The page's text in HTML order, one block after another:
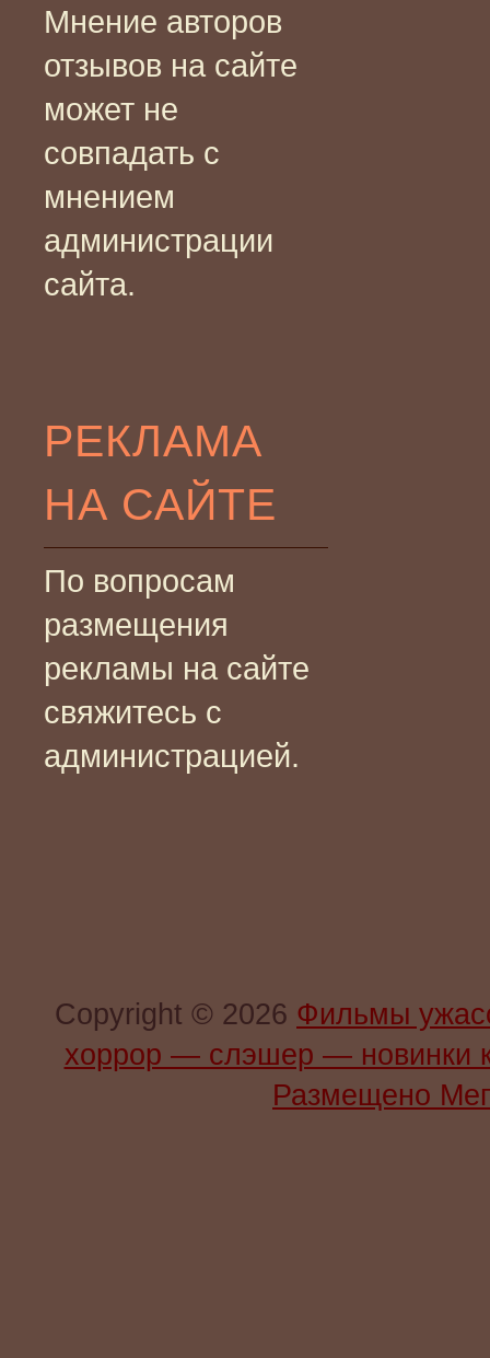
Мнение авторов
отзывов на сайте
может не
совпадать с
мнением
администрации
сайта.
РЕКЛАМА
НА САЙТЕ
По вопросам
размещения
рекламы на сайте
свяжитесь с
администрацией.
Copyright © 2026 Фильмы
хоррор — слэшер —
Размещено